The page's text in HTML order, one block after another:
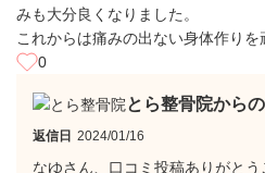
みも大分良くなりました。
これからは痛みの出ない身体作りを
0
とら整骨院から
返信日 2024/01/16
なゆさん、口コミ投稿ありがとう